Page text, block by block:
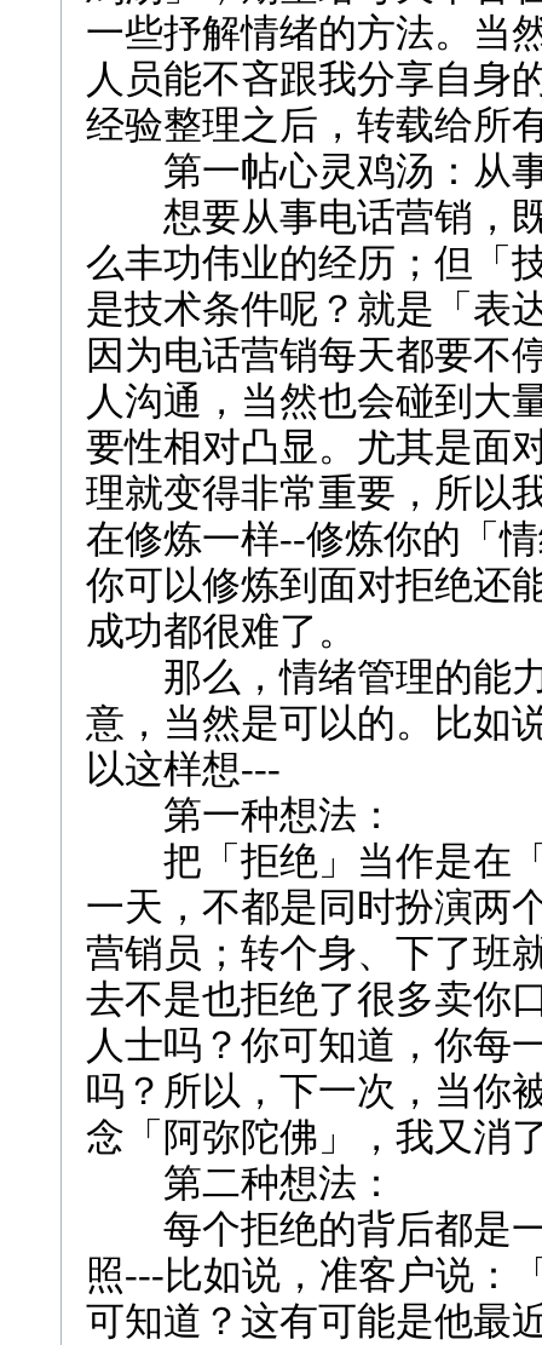
一些抒解情绪的方法。当
人员能不吝跟我分享自身
经验整理之后，转载给所
第一帖心灵鸡汤：从事
想要从事电话营销，既
么丰功伟业的经历；但「
是技术条件呢？就是「表
因为电话营销每天都要不
人沟通，当然也会碰到大
要性相对凸显。尤其是面
理就变得非常重要，所以
在修炼一样--修炼你的「
你可以修炼到面对拒绝还
成功都很难了。
那么，情绪管理的能力
意，当然是可以的。比如
以这样想---
第一种想法：
把「拒绝」当作是在「
一天，不都是同时扮演两
营销员；转个身、下了班
去不是也拒绝了很多卖你
人士吗？你可知道，你每
吗？所以，下一次，当你
念「阿弥陀佛」，我又消
第二种想法：
每个拒绝的背后都是一
照---比如说，准客户说：
可知道？这有可能是他最